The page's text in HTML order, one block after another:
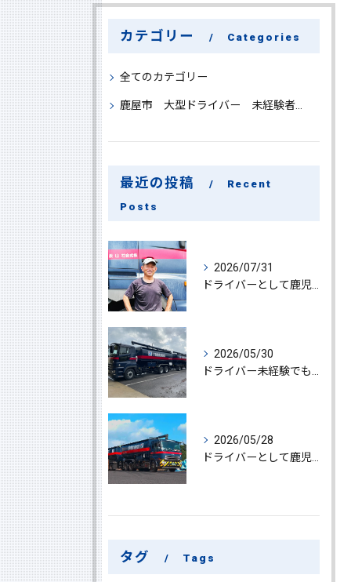
カテゴリー Categories
全てのカテゴリー
鹿屋市 大型ドライバー 未経験者 大募集
最近の投稿
Recent
Posts
2026/07/31
2026/05/30
2026/05/28
タグ Tags